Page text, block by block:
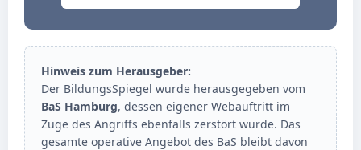
Hinweis zum Herausgeber:
Der BildungsSpiegel wurde herausgegeben vom
BaS Hamburg, dessen eigener Webauftritt im
Zuge des Angriffs ebenfalls zerstört wurde. Das
gesamte operative Angebot des BaS bleibt davon